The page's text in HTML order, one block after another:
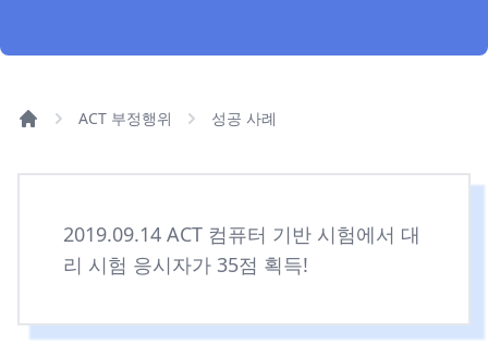
ACT 부정행위 성공 사례
2019.09.14 ACT 컴퓨터 기반 시험에서 대
리 시험 응시자가 35점 획득!